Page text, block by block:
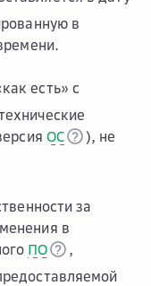
в
есть» с
ОС
), не
за
в
ПО
,